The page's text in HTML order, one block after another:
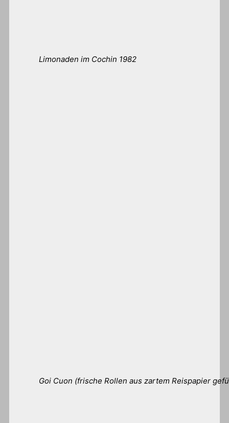
Limonaden im Cochin 1982
Goi Cuon (frische Rollen aus zartem Reispapier